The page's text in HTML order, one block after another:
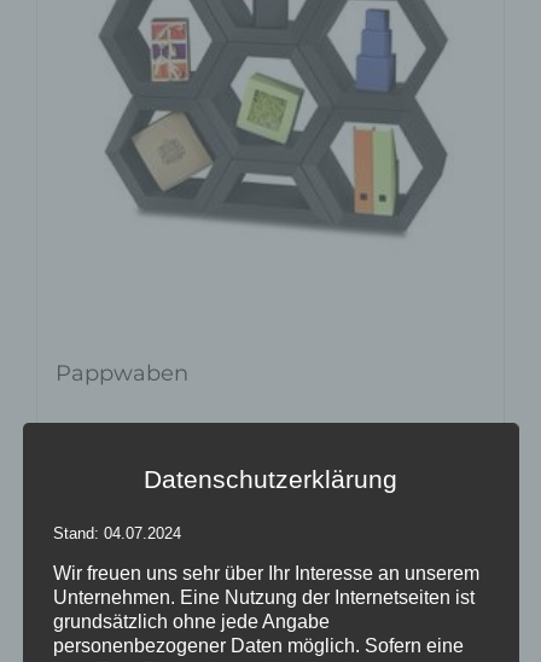
Pappwaben
Details
zur Wunschliste
Datenschutzerklärung
Stand: 04.07.2024
Wir freuen uns sehr über Ihr Interesse an unserem
Unternehmen. Eine Nutzung der Internetseiten ist
grundsätzlich ohne jede Angabe
personenbezogener Daten möglich. Sofern eine